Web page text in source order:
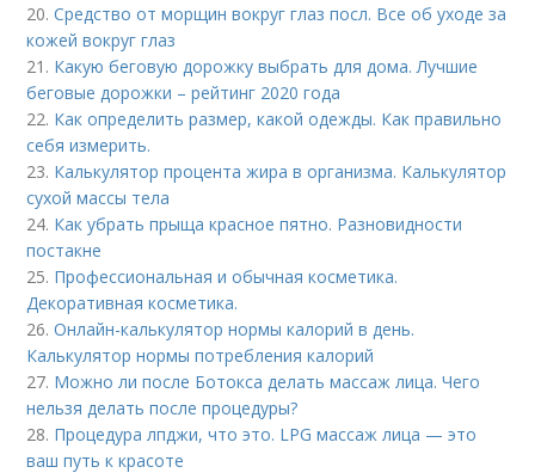
20.Средство от морщин вокруг глаз посл. Все об уходе за
кожей вокруг глаз
21. Какую беговую дорожку выбрать для дома. Лучшие
беговые дорожки – рейтинг 2020 года
22. Как определить размер, какой одежды. Как правильно
себя измерить.
23. Калькулятор процента жира в организма. Калькулятор
сухой массы тела
24. Как убрать прыща красное пятно. Разновидности
постакне
25. Профессиональная и обычная косметика.
Декоративная косметика.
26.Онлайн-калькулятор нормы калорий в день.
Калькулятор нормы потребления калорий
27. Можно ли после Ботокса делать массаж лица. Чего
нельзя делать после процедуры?
28. Процедура лпджи, что это. LPG массаж лица — это
ваш путь к красоте